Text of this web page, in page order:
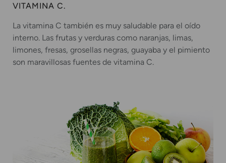
VITAMINA C.
La vitamina C también es muy saludable para el oído
interno. Las frutas y verduras como naranjas, limas,
limones, fresas, grosellas negras, guayaba y el pimiento
son maravillosas fuentes de vitamina C.